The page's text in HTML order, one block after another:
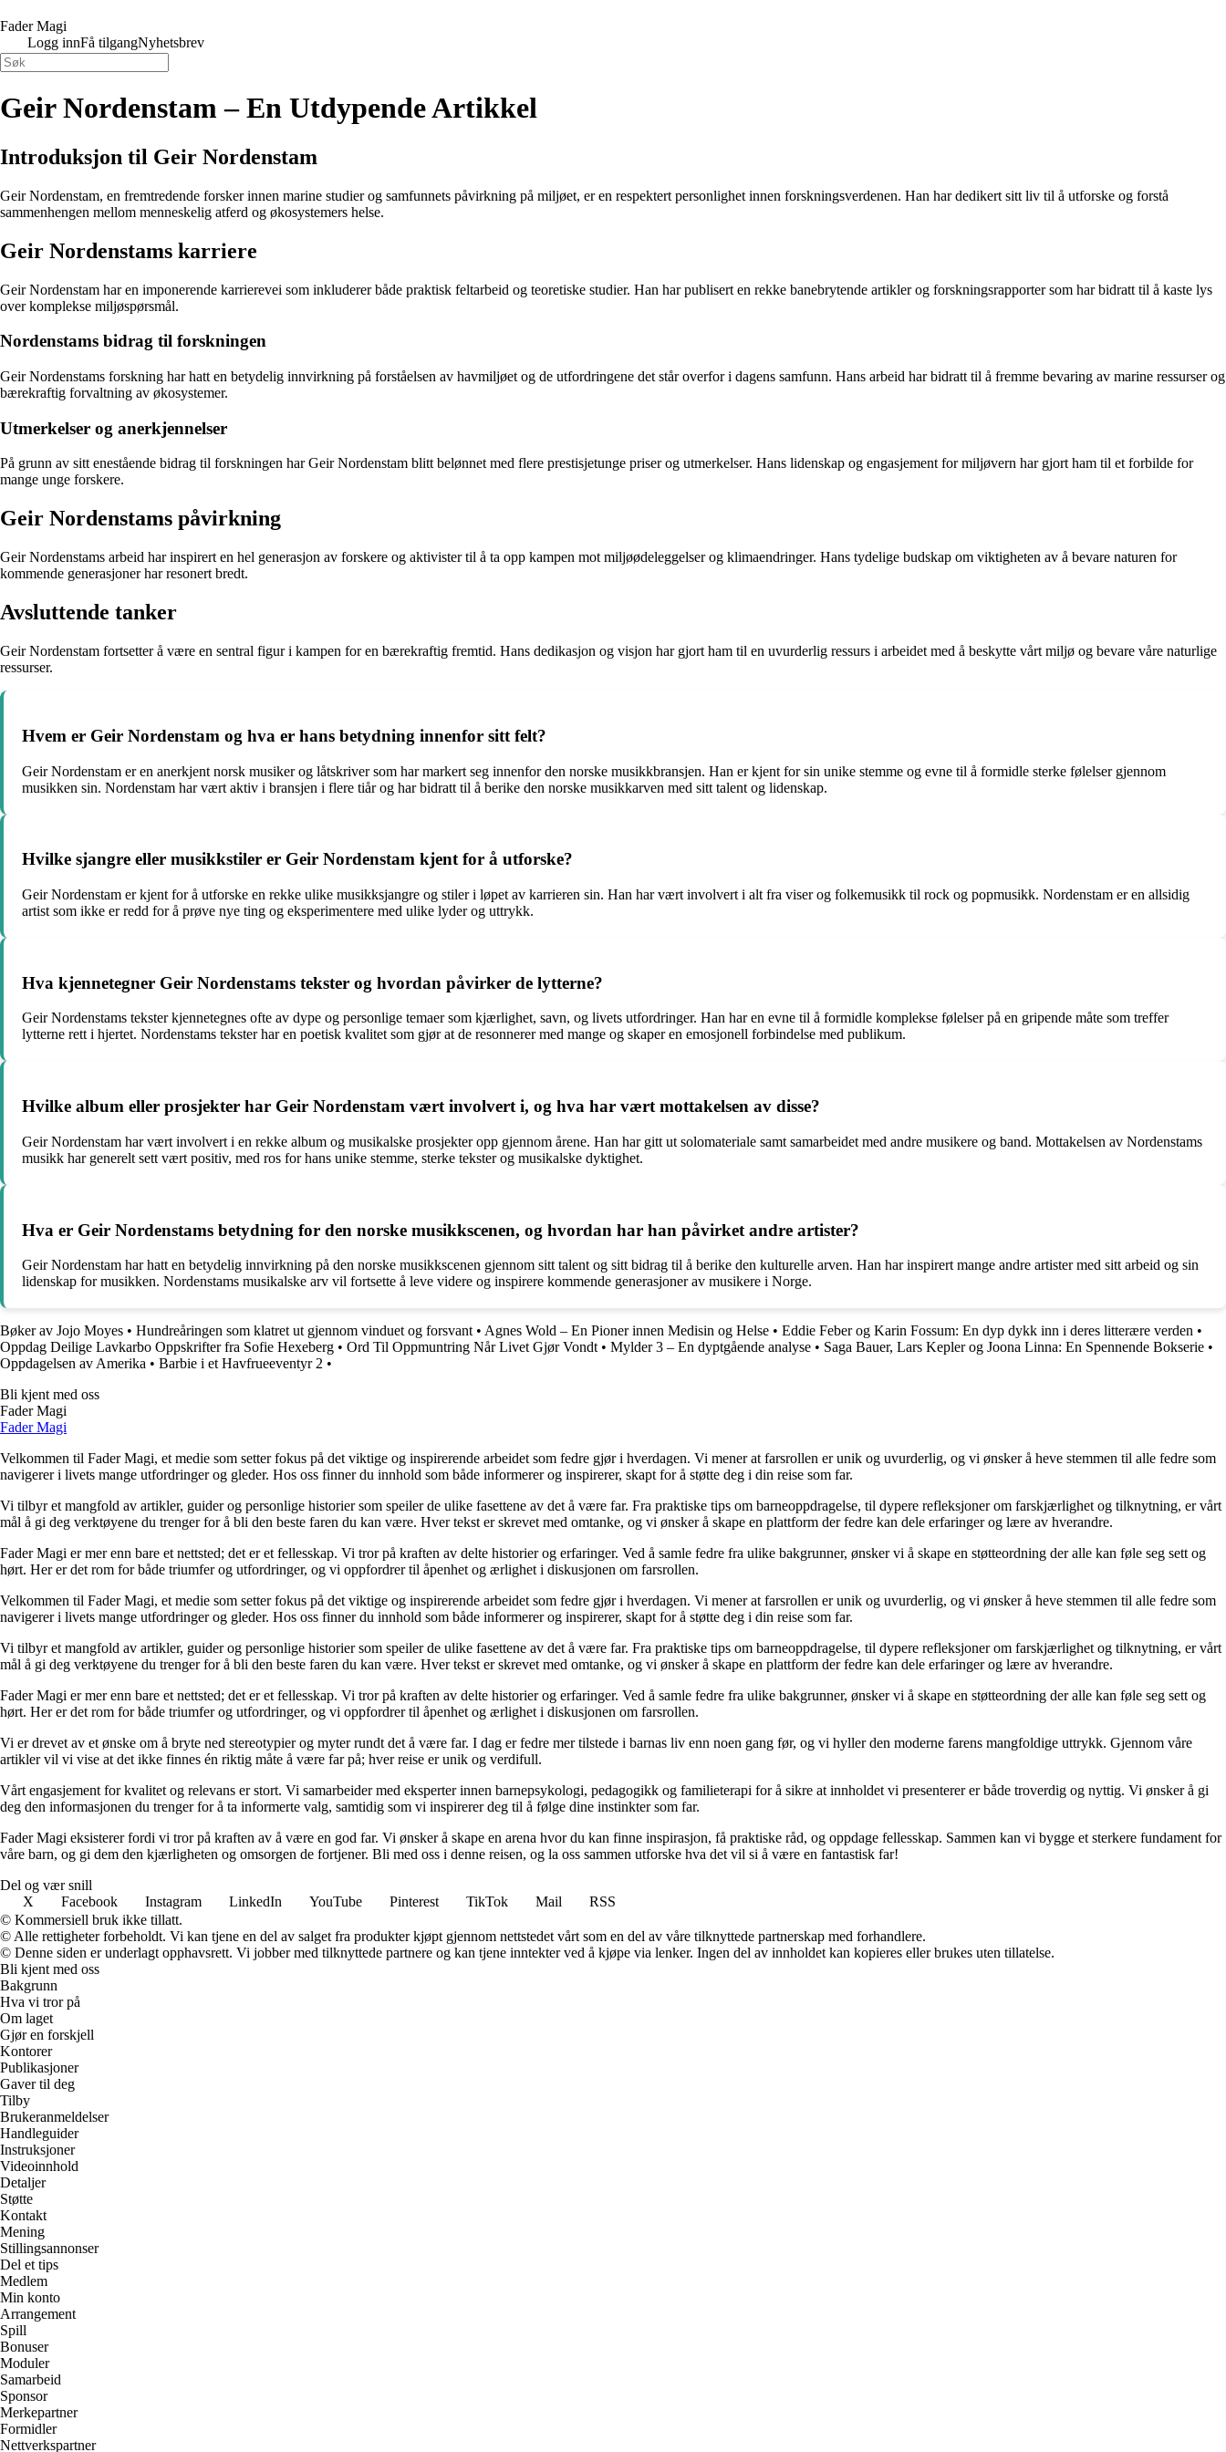
Fader Magi
Logg innFå tilgangNyhetsbrev
Geir Nordenstam – En Utdypende Artikkel
Introduksjon til Geir Nordenstam
Geir Nordenstam, en fremtredende forsker innen marine studier og samfunnets påvirkning på miljøet, er en respektert personlighet innen forskningsverdenen. Han har dedikert sitt liv til å utforske og forstå
sammenhengen mellom menneskelig atferd og økosystemers helse.
Geir Nordenstams karriere
Geir Nordenstam har en imponerende karrierevei som inkluderer både praktisk feltarbeid og teoretiske studier. Han har publisert en rekke banebrytende artikler og forskningsrapporter som har bidratt til å kaste lys
over komplekse miljøspørsmål.
Nordenstams bidrag til forskningen
Geir Nordenstams forskning har hatt en betydelig innvirkning på forståelsen av havmiljøet og de utfordringene det står overfor i dagens samfunn. Hans arbeid har bidratt til å fremme bevaring av marine ressurser og
bærekraftig forvaltning av økosystemer.
Utmerkelser og anerkjennelser
På grunn av sitt enestående bidrag til forskningen har Geir Nordenstam blitt belønnet med flere prestisjetunge priser og utmerkelser. Hans lidenskap og engasjement for miljøvern har gjort ham til et forbilde for
mange unge forskere.
Geir Nordenstams påvirkning
Geir Nordenstams arbeid har inspirert en hel generasjon av forskere og aktivister til å ta opp kampen mot miljøødeleggelser og klimaendringer. Hans tydelige budskap om viktigheten av å bevare naturen for
kommende generasjoner har resonert bredt.
Avsluttende tanker
Geir Nordenstam fortsetter å være en sentral figur i kampen for en bærekraftig fremtid. Hans dedikasjon og visjon har gjort ham til en uvurderlig ressurs i arbeidet med å beskytte vårt miljø og bevare våre naturlige
ressurser.
Hvem er Geir Nordenstam og hva er hans betydning innenfor sitt felt?
Geir Nordenstam er en anerkjent norsk musiker og låtskriver som har markert seg innenfor den norske musikkbransjen. Han er kjent for sin unike stemme og evne til å formidle sterke følelser gjennom
musikken sin. Nordenstam har vært aktiv i bransjen i flere tiår og har bidratt til å berike den norske musikkarven med sitt talent og lidenskap.
Hvilke sjangre eller musikkstiler er Geir Nordenstam kjent for å utforske?
Geir Nordenstam er kjent for å utforske en rekke ulike musikksjangre og stiler i løpet av karrieren sin. Han har vært involvert i alt fra viser og folkemusikk til rock og popmusikk. Nordenstam er en allsidig
artist som ikke er redd for å prøve nye ting og eksperimentere med ulike lyder og uttrykk.
Hva kjennetegner Geir Nordenstams tekster og hvordan påvirker de lytterne?
Geir Nordenstams tekster kjennetegnes ofte av dype og personlige temaer som kjærlighet, savn, og livets utfordringer. Han har en evne til å formidle komplekse følelser på en gripende måte som treffer
lytterne rett i hjertet. Nordenstams tekster har en poetisk kvalitet som gjør at de resonnerer med mange og skaper en emosjonell forbindelse med publikum.
Hvilke album eller prosjekter har Geir Nordenstam vært involvert i, og hva har vært mottakelsen av disse?
Geir Nordenstam har vært involvert i en rekke album og musikalske prosjekter opp gjennom årene. Han har gitt ut solomateriale samt samarbeidet med andre musikere og band. Mottakelsen av Nordenstams
musikk har generelt sett vært positiv, med ros for hans unike stemme, sterke tekster og musikalske dyktighet.
Hva er Geir Nordenstams betydning for den norske musikkscenen, og hvordan har han påvirket andre artister?
Geir Nordenstam har hatt en betydelig innvirkning på den norske musikkscenen gjennom sitt talent og sitt bidrag til å berike den kulturelle arven. Han har inspirert mange andre artister med sitt arbeid og sin
lidenskap for musikken. Nordenstams musikalske arv vil fortsette å leve videre og inspirere kommende generasjoner av musikere i Norge.
Bøker av Jojo Moyes • Hundreåringen som klatret ut gjennom vinduet og forsvant • Agnes Wold – En Pioner innen Medisin og Helse • Eddie Feber og Karin Fossum: En dyp dykk inn i deres litterære verden •
Oppdag Deilige Lavkarbo Oppskrifter fra Sofie Hexeberg • Ord Til Oppmuntring Når Livet Gjør Vondt • Mylder 3 – En dyptgående analyse • Saga Bauer, Lars Kepler og Joona Linna: En Spennende Bokserie •
Oppdagelsen av Amerika • Barbie i et Havfrueeventyr 2 •
Bli kjent med oss
Fader Magi
Fader Magi
Velkommen til Fader Magi, et medie som setter fokus på det viktige og inspirerende arbeidet som fedre gjør i hverdagen. Vi mener at farsrollen er unik og uvurderlig, og vi ønsker å heve stemmen til alle fedre som
navigerer i livets mange utfordringer og gleder. Hos oss finner du innhold som både informerer og inspirerer, skapt for å støtte deg i din reise som far.
Vi tilbyr et mangfold av artikler, guider og personlige historier som speiler de ulike fasettene av det å være far. Fra praktiske tips om barneoppdragelse, til dypere refleksjoner om farskjærlighet og tilknytning, er vårt
mål å gi deg verktøyene du trenger for å bli den beste faren du kan være. Hver tekst er skrevet med omtanke, og vi ønsker å skape en plattform der fedre kan dele erfaringer og lære av hverandre.
Fader Magi er mer enn bare et nettsted; det er et fellesskap. Vi tror på kraften av delte historier og erfaringer. Ved å samle fedre fra ulike bakgrunner, ønsker vi å skape en støtteordning der alle kan føle seg sett og
hørt. Her er det rom for både triumfer og utfordringer, og vi oppfordrer til åpenhet og ærlighet i diskusjonen om farsrollen.
Velkommen til Fader Magi, et medie som setter fokus på det viktige og inspirerende arbeidet som fedre gjør i hverdagen. Vi mener at farsrollen er unik og uvurderlig, og vi ønsker å heve stemmen til alle fedre som
navigerer i livets mange utfordringer og gleder. Hos oss finner du innhold som både informerer og inspirerer, skapt for å støtte deg i din reise som far.
Vi tilbyr et mangfold av artikler, guider og personlige historier som speiler de ulike fasettene av det å være far. Fra praktiske tips om barneoppdragelse, til dypere refleksjoner om farskjærlighet og tilknytning, er vårt
mål å gi deg verktøyene du trenger for å bli den beste faren du kan være. Hver tekst er skrevet med omtanke, og vi ønsker å skape en plattform der fedre kan dele erfaringer og lære av hverandre.
Fader Magi er mer enn bare et nettsted; det er et fellesskap. Vi tror på kraften av delte historier og erfaringer. Ved å samle fedre fra ulike bakgrunner, ønsker vi å skape en støtteordning der alle kan føle seg sett og
hørt. Her er det rom for både triumfer og utfordringer, og vi oppfordrer til åpenhet og ærlighet i diskusjonen om farsrollen.
Vi er drevet av et ønske om å bryte ned stereotypier og myter rundt det å være far. I dag er fedre mer tilstede i barnas liv enn noen gang før, og vi hyller den moderne farens mangfoldige uttrykk. Gjennom våre
artikler vil vi vise at det ikke finnes én riktig måte å være far på; hver reise er unik og verdifull.
Vårt engasjement for kvalitet og relevans er stort. Vi samarbeider med eksperter innen barnepsykologi, pedagogikk og familieterapi for å sikre at innholdet vi presenterer er både troverdig og nyttig. Vi ønsker å gi
deg den informasjonen du trenger for å ta informerte valg, samtidig som vi inspirerer deg til å følge dine instinkter som far.
Fader Magi eksisterer fordi vi tror på kraften av å være en god far. Vi ønsker å skape en arena hvor du kan finne inspirasjon, få praktiske råd, og oppdage fellesskap. Sammen kan vi bygge et sterkere fundament for
våre barn, og gi dem den kjærligheten og omsorgen de fortjener. Bli med oss i denne reisen, og la oss sammen utforske hva det vil si å være en fantastisk far!
Del og vær snill
X
Facebook Instagram LinkedIn YouTube Pinterest TikTok Mail
RSS
© Kommersiell bruk ikke tillatt.
© Alle rettigheter forbeholdt. Vi kan tjene en del av salget fra produkter kjøpt gjennom nettstedet vårt som en del av våre tilknyttede partnerskap med forhandlere.
© Denne siden er underlagt opphavsrett. Vi jobber med tilknyttede partnere og kan tjene inntekter ved å kjøpe via lenker. Ingen del av innholdet kan kopieres eller brukes uten tillatelse.
Bli kjent med oss
Bakgrunn
Hva vi tror på
Om laget
Gjør en forskjell
Kontorer
Publikasjoner
Gaver til deg
Tilby
Brukeranmeldelser
Handleguider
Instruksjoner
Videoinnhold
Detaljer
Støtte
Kontakt
Mening
Stillingsannonser
Del et tips
Medlem
Min konto
Arrangement
Spill
Bonuser
Moduler
Samarbeid
Sponsor
Merkepartner
Formidler
Nettverkspartner